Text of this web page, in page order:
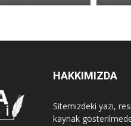
HAKKIMIZDA
Sitemizdeki yazı,
kaynak